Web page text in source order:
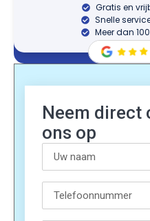
Gratis en
Snelle
Meer dan
Neem direct
ons op